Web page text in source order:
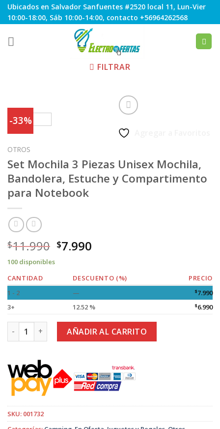
Skip
to
Ubicados en Salvador Sanfuentes #2520 local 11, Lun-Vier
10:00-18:00, Sáb 10:00-14:00, contacto +56964262568
FILTRAR
-33%
OTROS
Set Mochila 3 Piezas Unisex Mochila,
Bandolera, Estuche y Compartimento
para Notebook
$11.990 $7.990
100 disponibles
CANTIDAD
DESCUENTO (%)
PRECIO
1 - 2
— $7.990
3+
12.52 % $6.990
Set Mochila 3 Piezas Unisex Mochila, Bandolera, Estuche
AÑADIR AL CARRITO
SKU: 001732